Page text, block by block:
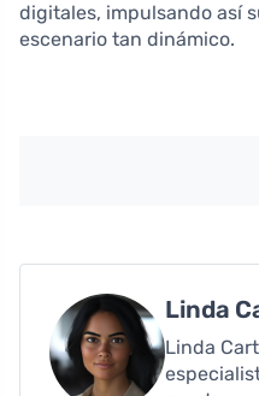
digitales, impulsando así
escenario tan dinámico.
Linda
Linda